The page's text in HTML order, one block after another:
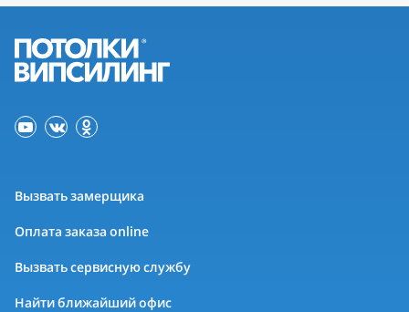
Вызвать замерщика
Оплата заказа online
Вызвать сервисную службу
Найти ближайший офис